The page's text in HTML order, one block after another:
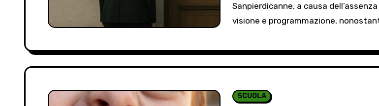
Sanpierdicanne, a causa dell’assenza
visione e programmazione,
SCUOLA